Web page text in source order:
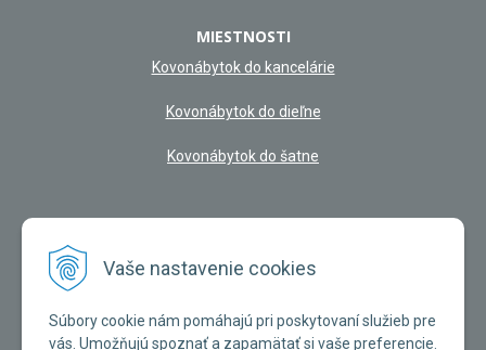
Vaše nastavenie cookies
Súbory cookie nám pomáhajú pri poskytovaní služieb pre
vás. Umožňujú spoznať a zapamätať si vaše preferencie.
MIESTNOSTI
Kovonábytok do kancelárie
Kovonábytok do dieľne
Kovonábytok do šatne